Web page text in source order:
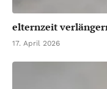
elternzeit
17. April 2026